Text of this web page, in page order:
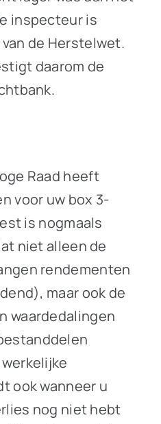
inspecteur is
de Herstelwet.
daarom de
Raad heeft
voor uw box 3-
is nogmaals
niet alleen de
rendementen
maar ook de
waardedalingen
ook wanneer u
nog niet hebt